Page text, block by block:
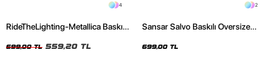
4
RideTheLighting-Metallica Baskılı
Tshirt
699,00 TL 559,20 TL
2
Sansar Salvo Baskılı Oversize
699,00 TL